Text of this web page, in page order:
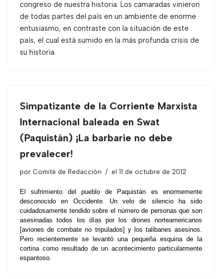
congreso de nuestra historia. Los camaradas vinieron
de todas partes del país en un ambiente de enorme
entusiasmo, en contraste con la situación de este
país, el cual está sumido en la más profunda crisis de
su historia.
Simpatizante de la Corriente Marxista
Internacional baleada en Swat
(Paquistán) ¡La barbarie no debe
prevalecer!
por Comité de Redacción el 11 de octubre de 2012
El sufrimiento del pueblo de Paquistán es enormemente
desconocido en Occidente. Un velo de silencio ha sido
cuidadosamente tendido sobre el número de personas que son
asesinadas todos los días por los drones norteamericanos
[aviones de combate no tripulados] y los talibanes asesinos.
Pero recientemente se levantó una pequeña esquina de la
cortina como resultado de un acontecimiento particularmente
espantoso.